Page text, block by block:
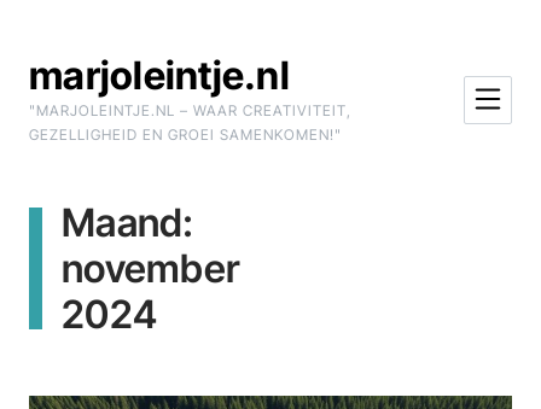
marjoleintje.nl
"MARJOLEINTJE.NL – WAAR CREATIVITEIT,
GEZELLIGHEID EN GROEI SAMENKOMEN!"
Maand:
november
2024